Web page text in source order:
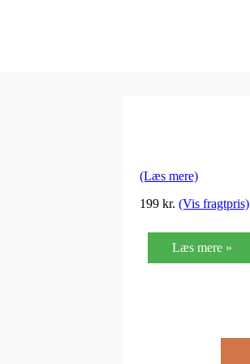
(Læs mere)
199 kr. (Vis fragtpris)
Læs mere »